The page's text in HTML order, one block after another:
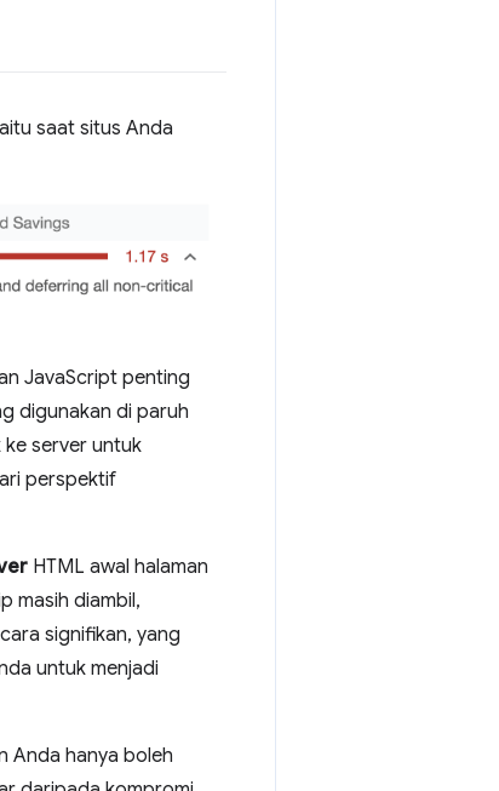
saat situs Anda
JavaScript penting
digunakan di paruh
server untuk
perspektif
HTML awal halaman
masih diambil,
signifikan, yang
untuk menjadi
Anda hanya boleh